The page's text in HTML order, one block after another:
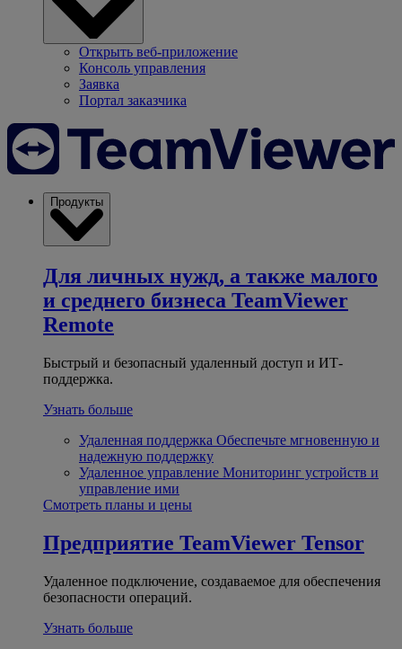
Открыть веб-приложение
Консоль управления
Заявка
Портал заказчика
Продукты
Для личных нужд, а также малого
и среднего бизнеса TeamViewer
Remote
Быстрый и безопасный удаленный доступ и ИТ-
поддержка.
Узнать больше
Удаленная поддержка Обеспечьте мгновенную и
надежную поддержку
Удаленное управление Мониторинг устройств и
управление ими
Смотреть планы и цены
Предприятие TeamViewer Tensor
Удаленное подключение, создаваемое для обеспечения
безопасности операций.
Узнать больше